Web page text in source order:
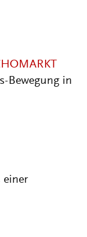
Bewegung in
einer